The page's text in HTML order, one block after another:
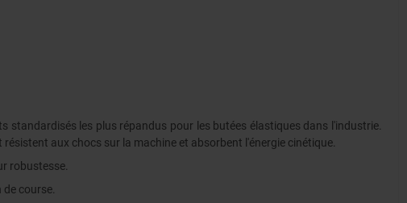
les plus répandus pour les butées élastiques dans l'industrie.
aux chocs sur la machine et absorbent l'énergie cinétique.
robustesse.
course.